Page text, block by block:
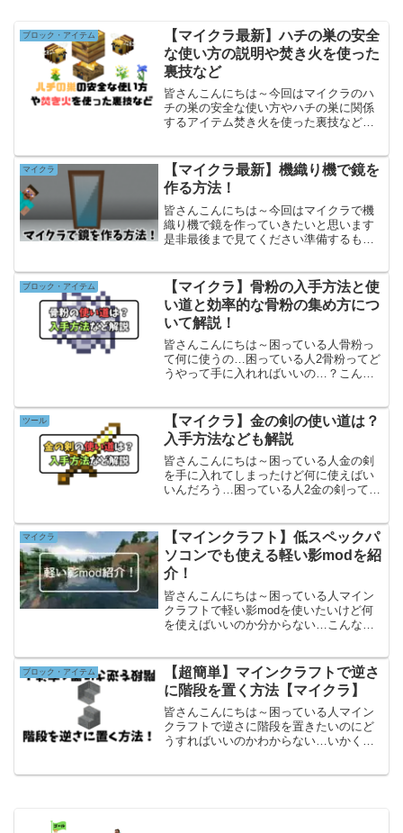
ブロック・アイテム
【マイクラ最新】ハチの巣の安全
な使い方の説明や焚き火を使った
裏技など
皆さんこんにちは～今回はマイクラのハ
チの巣の安全な使い方やハチの巣に関係
するアイテム焚き火を使った裏技などを
りますハチの巣とは木などに一定確率で
生成するものでハチが3匹...
マイクラ
【マイクラ最新】機織り機で鏡を
作る方法！
皆さんこんにちは～今回はマイクラで機
織り機で鏡を作っていきたいと思います
是非最後まで見てください準備するもの
薄灰色の染料茶色の染料空色の染料この5
つです！茶色の染料は何...
ブロック・アイテム
【マイクラ】骨粉の入手方法と使
い道と効率的な骨粉の集め方につ
いて解説！
皆さんこんにちは～困っている人骨粉っ
て何に使うの…困っている人2骨粉ってど
うやって手に入れればいいの…？こんな
ます！ぜひ最後まで見てください！この
記事はこんな人にオスス...
ツール
【マイクラ】金の剣の使い道は？
入手方法なども解説
皆さんこんにちは～困っている人金の剣
を手に入れてしまったけど何に使えばい
いんだろう…困っている人2金の剣ってど
道と入手方法について解説したいと思い
ますぜひ最後まで見てく...
マイクラ
【マインクラフト】低スペックパ
ソコンでも使える軽い影modを紹
介！
皆さんこんにちは～困っている人マイン
クラフトで軽い影modを使いたいけど何
を使えばいいのか分からない…こんな人
ってくださいこの記事はこんな人にオス
スメ・低スペックパソ...
ブロック・アイテム
【超簡単】マインクラフトで逆さ
に階段を置く方法【マイクラ】
皆さんこんにちは～困っている人マイン
クラフトで逆さに階段を置きたいのにど
うすればいいのかわからない…いかくん